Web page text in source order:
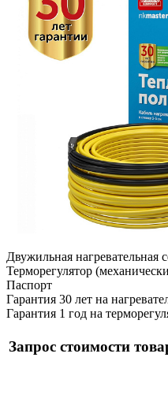
Двужильная нагревательная
Терморегулятор
Паспорт
Гарантия 30 лет на
Гарантия 1 год на
Запрос стоимости